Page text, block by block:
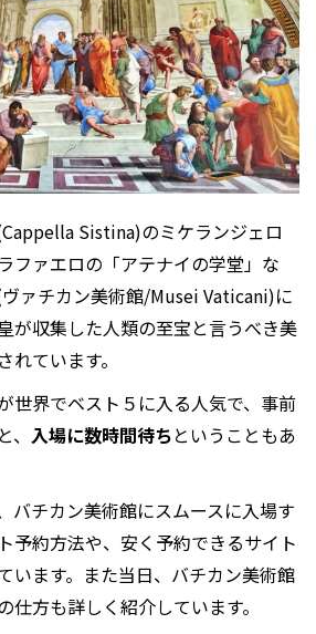
Sistina)のミケランジェロ
ファエロの「アテナイの学堂」な
ヴァチカン美術館/Musei Vaticani)に
が収集した人類の至宝と言うべき美
ています。
世界でベスト５に入る人気で、事前
入場に数時間待ちということもあ
バチカン美術館にスムースに入場す
予約方法や、安く予約できるサイト
います。また当日、バチカン美術館
仕方も詳しく紹介しています。